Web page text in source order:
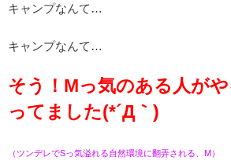
キャンプなんて…
キャンプなんて…
そう！Mっ気のある人が
ってました(*´Д｀)
（ツンデレでSっ気溢れる自然環境に翻弄される、M）